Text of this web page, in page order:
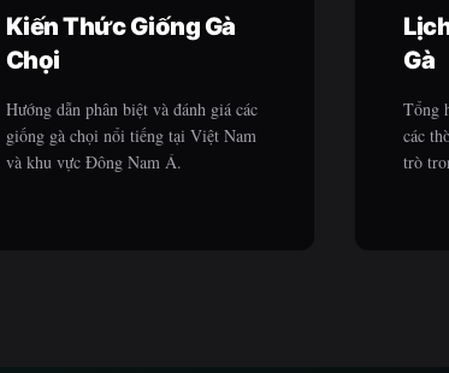
Kiến Thức Giống Gà
Chọi
Hướng dẫn phân biệt và đánh giá các
giống gà chọi nổi tiếng tại Việt Nam
và khu vực Đông Nam Á.
Gà
Tổng
các
trò